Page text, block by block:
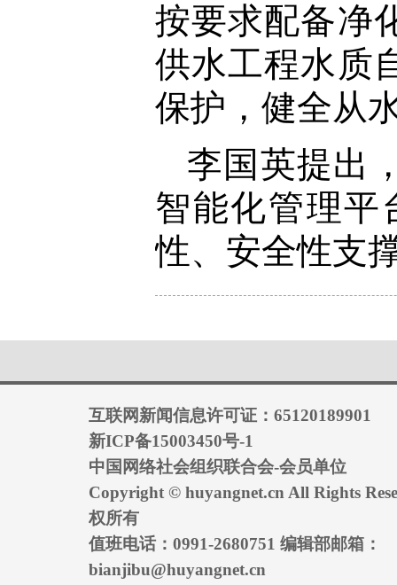
按要求配备净
供水工程水质
保护，健全从
李国英提出
智能化管理平
性、安全性支
互联网新闻信息许可证：65120189901
新ICP备15003450号-1
中国网络社会组织联合会-会员单位
Copyright © huyangnet.cn All Rights
权所有
值班电话：0991-2680751 编辑部邮箱：
bianjibu@huyangnet.cn